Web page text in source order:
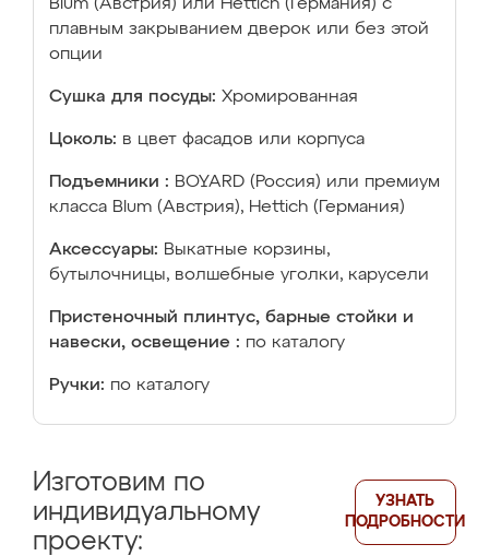
Blum (Австрия) или Hettich (Германия) с
плавным закрыванием дверок или без этой
опции
Сушка для посуды: Хромированная
Цоколь: в цвет фасадов или корпуса
Подъемники : BOYARD (Россия) или премиум
класса Blum (Австрия), Hettich (Германия)
Аксессуары: Выкатные корзины,
бутылочницы, волшебные уголки, карусели
Пристеночный плинтус, барные стойки и
навески, освещение : по каталогу
Ручки: по каталогу
Изготовим по
индивидуальному
проекту:
УЗНАТЬ
ПОДРОБНОСТИ